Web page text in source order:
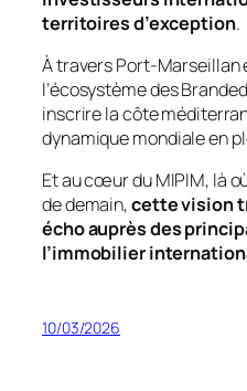
territoires d’exception.
À travers Port-Marseillan
l’écosystème des
inscrire la côte
dynamique mondiale en
Et au cœur du MIPIM, là
de demain,cette vision
écho auprès des
l’immobilier
10/03/2026